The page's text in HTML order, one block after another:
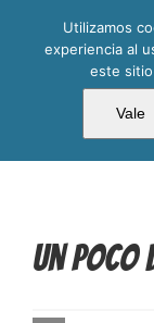
contenido
La
Un
Utilizamos
experiencia al
este
Vale